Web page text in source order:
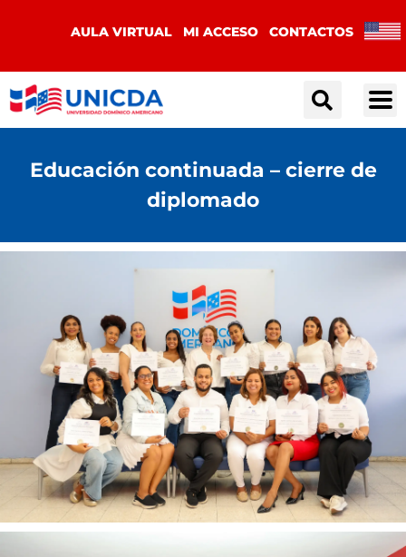
AULA VIRTUAL MI ACCESO CONTACTOS
Educación continuada – cierre de
diplomado